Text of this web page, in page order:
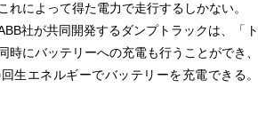
れによって得た電力で走行するしかない。
社が共同開発するダンプトラックは、「
時にバッテリーへの充電も行うことができ
生エネルギーでバッテリーを充電できる